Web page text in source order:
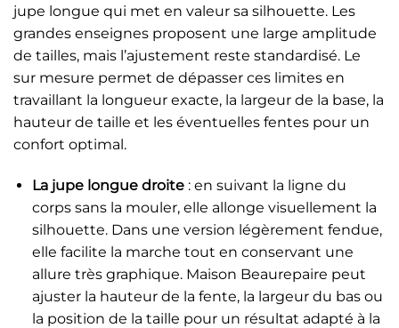
jupe longue qui met en valeur sa silhouette. Les
grandes enseignes proposent une large amplitude
de tailles, mais l’ajustement reste standardisé. Le
sur mesure permet de dépasser ces limites en
travaillant la longueur exacte, la largeur de la base, la
hauteur de taille et les éventuelles fentes pour un
confort optimal.
La jupe longue droite: en suivant la ligne du
corps sans la mouler, elle allonge visuellement la
silhouette. Dans une version légèrement fendue,
elle facilite la marche tout en conservant une
allure très graphique. Maison Beaurepaire peut
ajuster la hauteur de la fente, la largeur du bas ou
la position de la taille pour un résultat adapté à la